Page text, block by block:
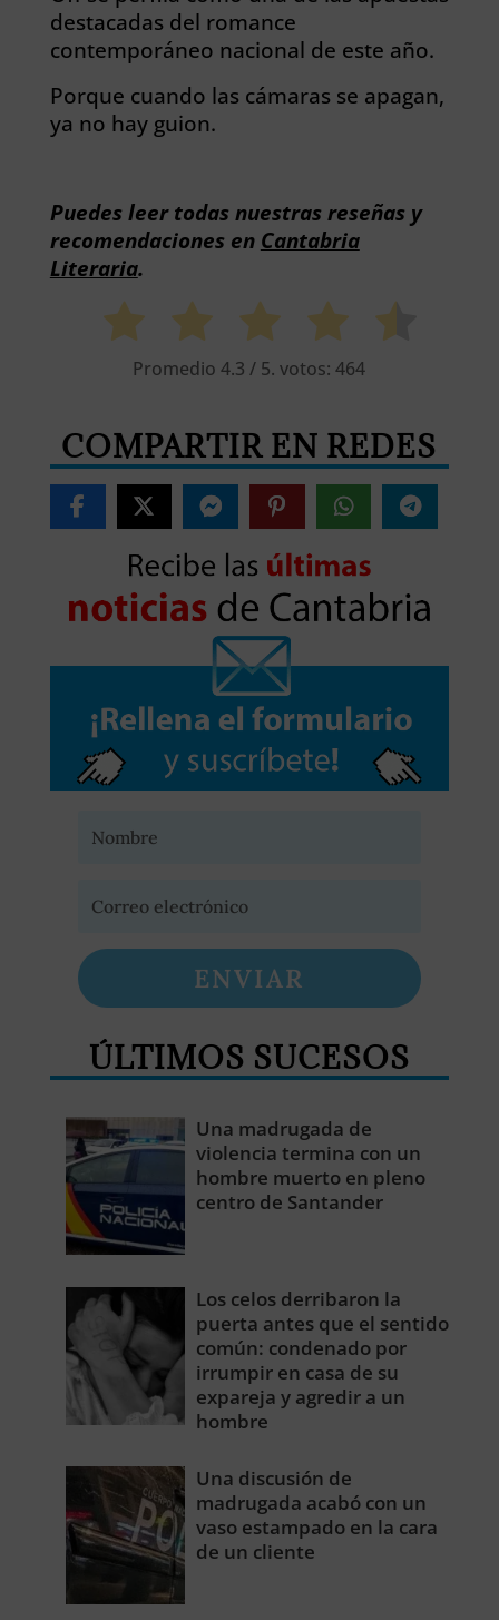
destacadas del romance
contemporáneo nacional de este año.
Porque cuando las cámaras se apagan,
ya no hay guion.
Puedes leer todas nuestras reseñas y
recomendaciones en Cantabria
Literaria.
Promedio4.3 / 5. votos:464
COMPARTIR EN REDES
ENVIAR
ÚLTIMOS SUCESOS
Una madrugada de
violencia termina con un
hombre muerto en pleno
centro de Santander
Los celos derribaron la
puerta antes que el sentido
común: condenado por
irrumpir en casa de su
expareja y agredir a un
hombre
Una discusión de
madrugada acabó con un
vaso estampado en la cara
de un cliente